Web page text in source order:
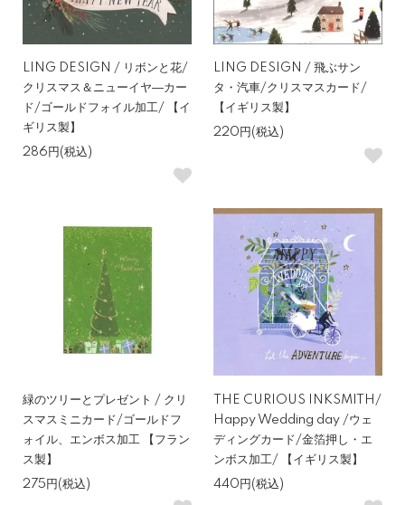
LING DESIGN / リボンと花/
クリスマス＆ニューイヤ―カー
ド/ゴールドフォイル加工/ 【イ
ギリス製】
286円(税込)
LING DESIGN / 飛ぶサン
タ・汽車/クリスマスカード/
【イギリス製】
220円(税込)
緑のツリーとプレゼント / クリ
スマスミニカード/ゴールドフ
ォイル、エンボス加工 【フラン
ス製】
275円(税込)
THE CURIOUS INKSMITH/
Happy Wedding day /ウェ
ディングカード/金箔押し・エ
ンボス加工/ 【イギリス製】
440円(税込)